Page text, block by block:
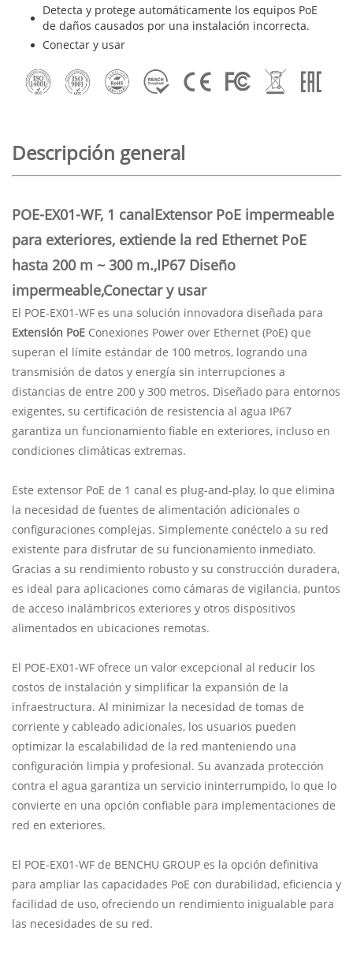
Detecta y protege automáticamente los equipos PoE
de daños causados ​​por una instalación incorrecta.
Conectar y usar
Descripción general
POE-EX01-WF, 1 canalExtensor PoE impermeable
para exteriores, extiende la red Ethernet PoE
hasta 200 m ~ 300 m.,IP67 Diseño
impermeable,Conectar y usar
El POE-EX01-WF es una solución innovadora diseñada para
Extensión PoE Conexiones Power over Ethernet (PoE) que
superan el límite estándar de 100 metros, logrando una
transmisión de datos y energía sin interrupciones a
distancias de entre 200 y 300 metros. Diseñado para entornos
exigentes, su certificación de resistencia al agua IP67
garantiza un funcionamiento fiable en exteriores, incluso en
condiciones climáticas extremas.
Este extensor PoE de 1 canal es plug-and-play, lo que elimina
la necesidad de fuentes de alimentación adicionales o
configuraciones complejas. Simplemente conéctelo a su red
existente para disfrutar de su funcionamiento inmediato.
Gracias a su rendimiento robusto y su construcción duradera,
es ideal para aplicaciones como cámaras de vigilancia, puntos
de acceso inalámbricos exteriores y otros dispositivos
alimentados en ubicaciones remotas.
El POE-EX01-WF ofrece un valor excepcional al reducir los
costos de instalación y simplificar la expansión de la
infraestructura. Al minimizar la necesidad de tomas de
corriente y cableado adicionales, los usuarios pueden
optimizar la escalabilidad de la red manteniendo una
configuración limpia y profesional. Su avanzada protección
contra el agua garantiza un servicio ininterrumpido, lo que lo
convierte en una opción confiable para implementaciones de
red en exteriores.
El POE-EX01-WF de BENCHU GROUP es la opción definitiva
para ampliar las capacidades PoE con durabilidad, eficiencia y
facilidad de uso, ofreciendo un rendimiento inigualable para
las necesidades de su red.